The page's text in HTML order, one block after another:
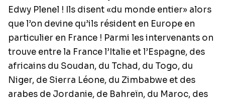
Edwy Plenel ! Ils disent «du monde entier» alors
que l’on devine qu’ils résident en Europe en
particulier en France ! Parmi les intervenants on
trouve entre la France l’Italie et l’Espagne, des
africains du Soudan, du Tchad, du Togo, du
Niger, de Sierra Léone, du Zimbabwe et des
arabes de Jordanie, de Bahreïn, du Maroc, des